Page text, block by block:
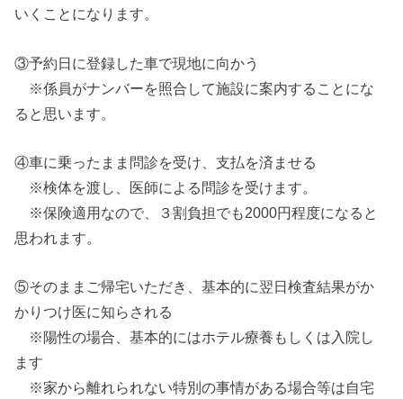
いくことになります。
③予約日に登録した車で現地に向かう
※係員がナンバーを照合して施設に案内することにな
ると思います。
④車に乗ったまま問診を受け、支払を済ませる
※検体を渡し、医師による問診を受けます。
※保険適用なので、３割負担でも2000円程度になると
思われます。
⑤そのままご帰宅いただき、基本的に翌日検査結果がか
かりつけ医に知らされる
※陽性の場合、基本的にはホテル療養もしくは入院し
ます
※家から離れられない特別の事情がある場合等は自宅